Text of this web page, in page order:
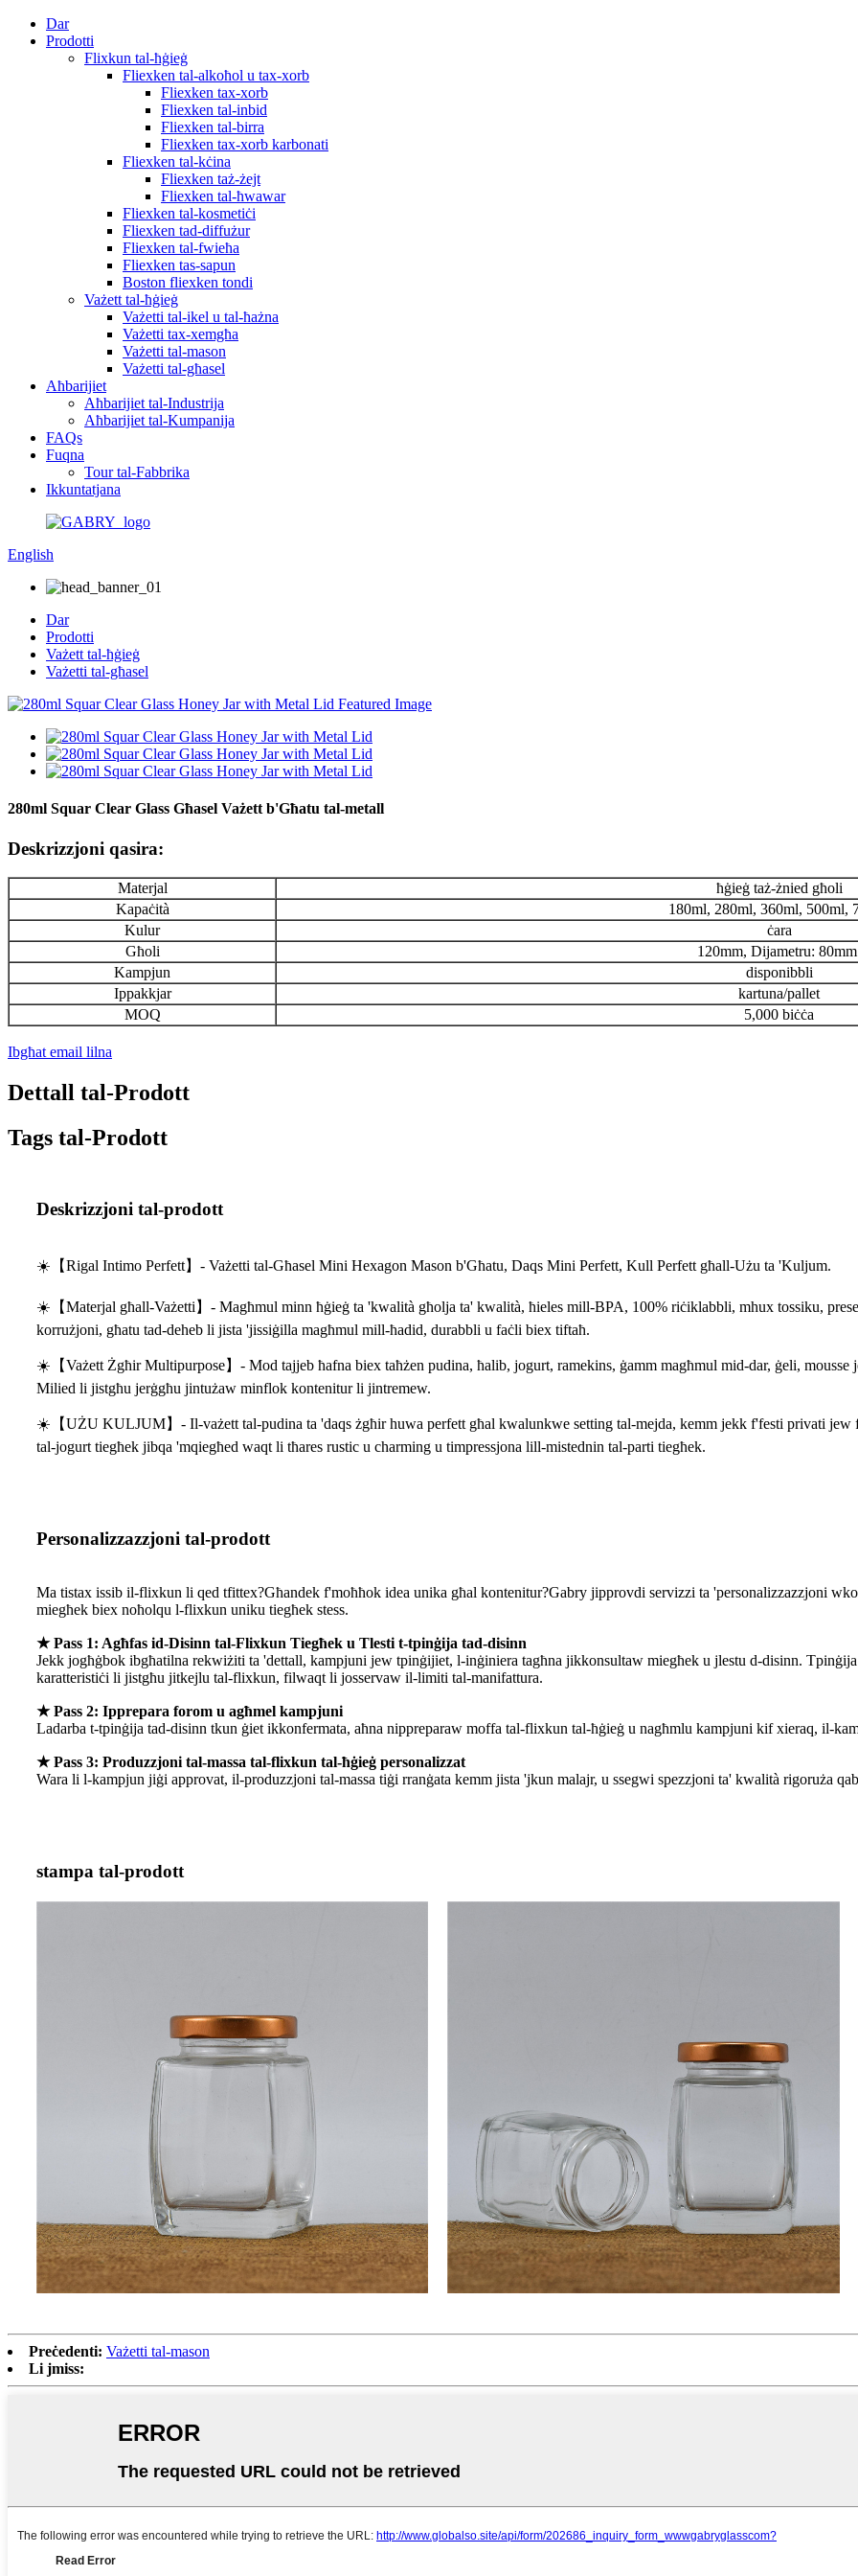
Dar
Prodotti
Flixkun tal-ħġieġ
Fliexken tal-alkoħol u tax-xorb
Fliexken tax-xorb
Fliexken tal-inbid
Fliexken tal-birra
Fliexken tax-xorb karbonati
Fliexken tal-kċina
Fliexken taż-żejt
Fliexken tal-ħwawar
Fliexken tal-kosmetiċi
Fliexken tad-diffużur
Fliexken tal-fwieħa
Fliexken tas-sapun
Boston fliexken tondi
Vażett tal-ħġieġ
Vażetti tal-ikel u tal-ħażna
Vażetti tax-xemgħa
Vażetti tal-mason
Vażetti tal-għasel
Aħbarijiet
Aħbarijiet tal-Industrija
Aħbarijiet tal-Kumpanija
FAQs
Fuqna
Tour tal-Fabbrika
Ikkuntatjana
English
Dar
Prodotti
Vażett tal-ħġieġ
Vażetti tal-għasel
280ml Squar Clear Glass Għasel Vażett b'Għatu tal-metall
Deskrizzjoni qasira:
Materjal
ħġieġ taż-żnied għoli
Kapaċità
180ml, 280ml, 360ml, 500ml,
Kulur
ċara
Għoli
120mm, Dijametru: 80mm
Kampjun
disponibbli
Ippakkjar
kartuna/pallet
MOQ
5,000 biċċa
Ibgħat email lilna
Dettall tal-Prodott
Tags tal-Prodott
Deskrizzjoni tal-prodott
☀️【Rigal Intimo Perfett】- Vażetti tal-Għasel Mini Hexagon Mason b'Għatu, Daqs Mini Perfett, Kull Perfett għall-Użu ta 'Kuljum.
☀️【Materjal għall-Vażetti】- Magħmul minn ħġieġ ta 'kwalità għolja ta' kwalità, ħieles mill-BPA, 100% riċiklabbli, mhux tossiku,
korrużjoni, għatu tad-deheb li jista 'jissiġilla magħmul mill-ħadid, durabbli u faċli biex tiftaħ.
☀️【Vażett Żgħir Multipurpose】- Mod tajjeb ħafna biex taħżen pudina, ħalib, jogurt, ramekins, ġamm magħmul mid-dar, ġeli, mousse
Milied li jistgħu jerġgħu jintużaw minflok kontenitur li jintremew.
☀️【UŻU KULJUM】- Il-vażett tal-pudina ta 'daqs żgħir huwa perfett għal kwalunkwe setting tal-mejda, kemm jekk f'festi privati
tal-jogurt tiegħek jibqa 'mqiegħed waqt li tħares rustic u charming u timpressjona lill-mistednin tal-parti tiegħek.
Personalizzazzjoni tal-prodott
Ma tistax issib il-flixkun li qed tfittex?Għandek f'moħħok idea unika għal kontenitur?Gabry jipprovdi servizzi ta 'personalizzazzjoni
miegħek biex noħolqu l-flixkun uniku tiegħek stess.
★ Pass 1: Agħfas id-Disinn tal-Flixkun Tiegħek u Tlesti t-tpinġija tad-disinn
Jekk jogħġbok ibgħatilna rekwiżiti ta 'dettall, kampjuni jew tpinġijiet, l-inġiniera tagħna jikkonsultaw miegħek u jlestu d-disinn.
karatteristiċi li jistgħu jitkejlu tal-flixkun, filwaqt li josservaw il-limiti tal-manifattura.
★ Pass 2: Ipprepara forom u agħmel kampjuni
Ladarba t-tpinġija tad-disinn tkun ġiet ikkonfermata, aħna nippreparaw moffa tal-flixkun tal-ħġieġ u nagħmlu kampjuni kif xieraq, il-
★ Pass 3: Produzzjoni tal-massa tal-flixkun tal-ħġieġ personalizzat
Wara li l-kampjun jiġi approvat, il-produzzjoni tal-massa tiġi rranġata kemm jista 'jkun malajr, u ssegwi spezzjoni ta' kwalità rigoruża
stampa tal-prodott
Preċedenti: Vażetti tal-mason
Li jmiss: